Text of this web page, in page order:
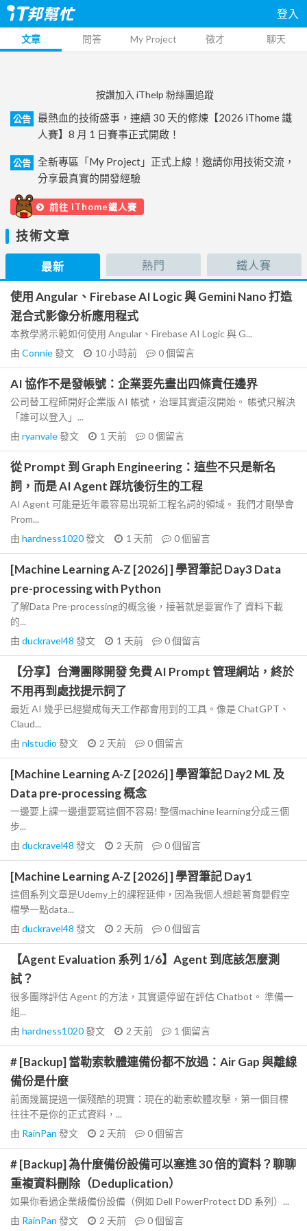
登入
文章 問答 My Project 徵才 聊天
按讚加入 iThelp 粉絲團追蹤
公告
最熱血的技術盛事，連續 30 天的修煉【2026 iThome 鐵
人賽】8 月 1 日賽事正式開啟！
公告
全新專區「My Project」正式上線！邀請你用技術交流，
分享最真實的開發經驗
前往 iThome鐵人賽
技術文章
最新 熱門 鐵人賽
使用 Angular、Firebase AI Logic 與 Gemini Nano 打造
混合式影像分析應用程式
本教學將示範如何使用 Angular、Firebase AI Logic 與 G...
由 Connie發文 10 小時前 0個留言
AI 協作不是發帳號：企業要先畫出四條責任邊界
公司替工程師開好企業版 AI 帳號，治理其實還沒開始。 帳號只解決
「誰可以登入」...
由 ryanvale發文 1 天前 0個留言
從 Prompt 到 Graph Engineering：這些不只是新名
詞，而是 AI Agent 踩坑後衍生的工程
AI Agent 可能是近年最容易出現新工程名詞的領域。 我們才剛學會
Prom...
由 hardness1020發文 1 天前 0個留言
[Machine Learning A-Z [2026] ] 學習筆記 Day3 Data
pre-processing with Python
了解Data Pre-processing的概念後，接著就是要實作了 資料下載
的...
由 duckravel48 發文 1 天前 0個留言
【分享】台灣團隊開發 免費 AI Prompt 管理網站，終於
不用再到處找提示詞了
最近 AI 幾乎已經變成每天工作都會用到的工具。像是 ChatGPT、
Claud...
由 nlstudio 發文 2 天前 0個留言
[Machine Learning A-Z [2026] ] 學習筆記 Day2 ML 及
Data pre-processing 概念
一邊要上課一邊還要寫這個不容易! 整個machine learning分成三個
步...
由 duckravel48 發文 2 天前 0個留言
[Machine Learning A-Z [2026] ] 學習筆記 Day1
這個系列文章是Udemy上的課程延伸，因為我個人想趁著育嬰假空
檔學一點data...
由 duckravel48 發文 2 天前 0個留言
【Agent Evaluation 系列 1/6】Agent 到底該怎麼測
試？
很多團隊評估 Agent 的方法，其實還停留在評估 Chatbot。 準備一
組...
由 hardness1020發文 2 天前 1 個留言
# [Backup] 當勒索軟體連備份都不放過：Air Gap 與離線
備份是什麼
前面幾篇提過一個殘酷的現實：現在的勒索軟體攻擊，第一個目標
往往不是你的正式資料，...
由 RainPan 發文 2 天前 0個留言
# [Backup] 為什麼備份設備可以塞進 30 倍的資料？聊聊
重複資料刪除（Deduplication）
如果你看過企業級備份設備（例如 Dell PowerProtect DD 系列）...
由 RainPan 發文 2 天前 0個留言